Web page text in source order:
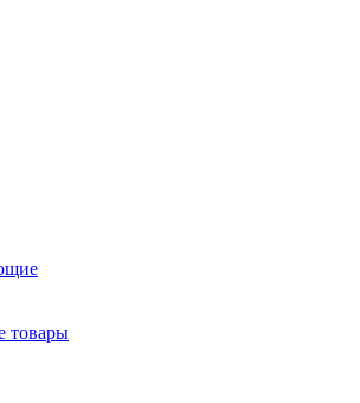
товары